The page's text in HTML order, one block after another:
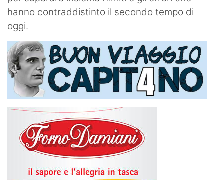
hanno contraddistinto il secondo tempo di
oggi.